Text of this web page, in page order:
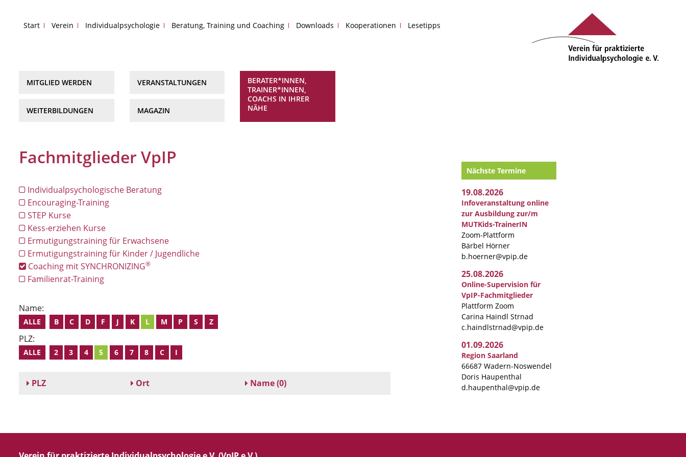
Start Verein Individualpsychologie Beratung, Training und Coaching Downloads Kooperationen Lesetipps
MITGLIED WERDEN
WEITERBILDUNGEN
VERANSTALTUNGEN
MAGAZIN
BERATER*INNEN,
TRAINER*INNEN,
COACHS IN IHRER
NÄHE
Fachmitglieder VpIP
Individualpsychologische Beratung
Encouraging-Training
STEP Kurse
Kess-erziehen Kurse
Ermutigungstraining für Erwachsene
Ermutigungstraining für Kinder / Jugendliche
Coaching mit SYNCHRONIZING®
Familienrat-Training
Name:
ALLE B C D F J K L M P S Z
PLZ:
ALLE 2 3 4 5 6 7 8 C I
PLZ Ort Name(0)
Nächste Termine
19.08.2026
Infoveranstaltung online
zur Ausbildung zur/m
MUTKids-TrainerIN
Zoom-Plattform
Bärbel Hörner
b.hoerner@vpip.de
25.08.2026
Online-Supervision für
VpIP-Fachmitglieder
Plattform Zoom
Carina Haindl Strnad
c.haindlstrnad@vpip.de
01.09.2026
Region Saarland
66687 Wadern-Noswendel
Doris Haupenthal
d.haupenthal@vpip.de